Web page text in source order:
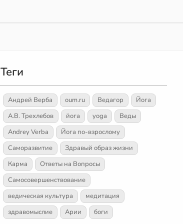
Теги
Андрей Верба oum.ru Ведагор
Йога
А.В. Трехлебов
йога yoga
Веды
Andrey Verba
Йога по-взрослому
Саморазвитие
Здравый образ жизни
Карма
Ответы на Вопросы
Самосовершенствование
ведическая культура
медитация
здравомыслие
Арии боги